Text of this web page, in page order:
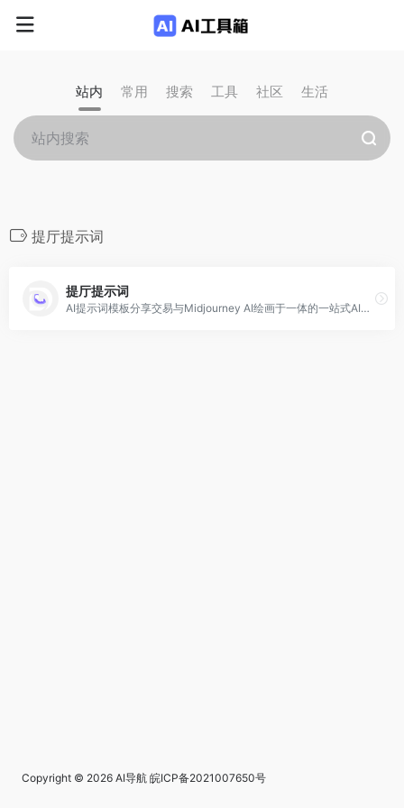
站内 常用 搜索 工具 社区 生活
提厅提示词
提厅提示词
AI提示词模板分享交易与Midjourney AI绘画于一体的一站式AI创作平台
Copyright © 2026 AI导航 皖ICP备2021007650号